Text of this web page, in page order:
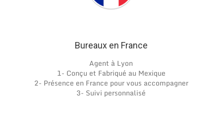
Bureaux en France
Agent à Lyon
1- Conçu et Fabriqué au Mexique
2- Présence en France pour vous accompagner
3- Suivi personnalisé